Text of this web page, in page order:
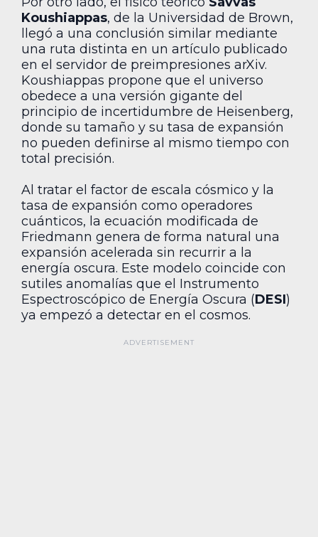
Koushiappas, de la Universidad de Brown,
llegó a una conclusión similar mediante
una ruta distinta en un artículo publicado
en el servidor de preimpresiones arXiv.
Koushiappas propone que el universo
obedece a una versión gigante del
principio de incertidumbre de Heisenberg,
donde su tamaño y su tasa de expansión
no pueden definirse al mismo tiempo con
total precisión.
Al tratar el factor de escala cósmico y la
tasa de expansión como operadores
cuánticos, la ecuación modificada de
Friedmann genera de forma natural una
expansión acelerada sin recurrir a la
energía oscura. Este modelo coincide con
sutiles anomalías que el Instrumento
Espectroscópico de Energía Oscura (DESI)
ya empezó a detectar en el cosmos.